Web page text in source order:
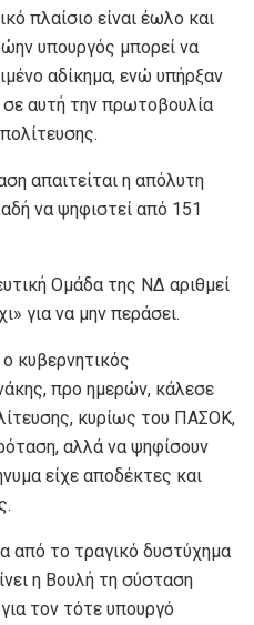
πλαίσιο είναι έωλο και
υπουργός μπορεί να
αδίκημα, ενώ υπήρξαν
σε αυτή την πρωτοβουλία
απαιτείται η απόλυτη
να ψηφιστεί από 151
Ομάδα της ΝΔ αριθμεί
για να μην περάσει.
κυβερνητικός
προ ημερών, κάλεσε
κυρίως του ΠΑΣΟΚ,
αλλά να ψηφίσουν
είχε αποδέκτες και
από το τραγικό δυστύχημα
η Βουλή τη σύσταση
τον τότε υπουργό